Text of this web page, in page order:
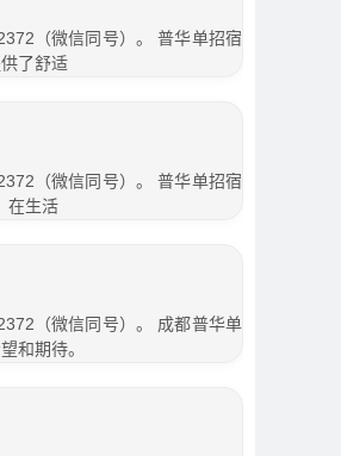
（微信同号）。 普华单招宿
了舒适
（微信同号）。 普华单招宿
在生活
（微信同号）。 成都普华单
和期待。